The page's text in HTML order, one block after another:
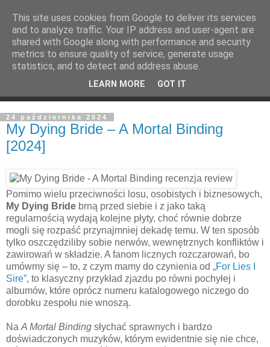
24 października 2024
My Dying Bride – A Mortal Binding
[2024]
Pomimo wielu przeciwności losu, osobistych i biznesowych,
My Dying Bride brną przed siebie i z jako taką
regularnością wydają kolejne płyty, choć równie dobrze
mogli się rozpaść przynajmniej dekadę temu. W ten sposób
tylko oszczędziliby sobie nerwów, wewnętrznych konfliktów i
zawirowań w składzie. A fanom licznych rozczarowań, bo
umówmy się – to, z czym mamy do czynienia od „For Lies I
Sire”, to klasyczny przykład zjazdu po równi pochyłej i
albumów, które oprócz numeru katalogowego niczego do
dorobku zespołu nie wnoszą.
Na A Mortal Binding słychać sprawnych i bardzo
doświadczonych muzyków, którym ewidentnie się nie chce,
This site uses cookies from Google to deliver its services
and to analyze traffic. Your IP address and user-agent are
shared with Google along with performance and security
metrics to ensure quality of service, generate usage
statistics, and to detect and address abuse.
LEARN MORE GOT IT